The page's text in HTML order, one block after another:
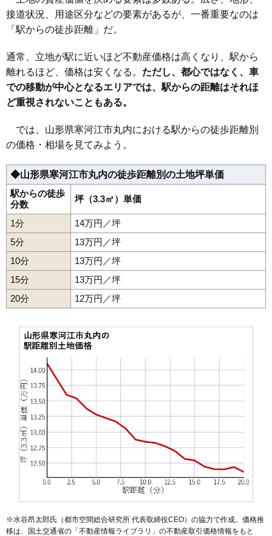
29 中央工業団地 4.8万円 2,910万円 3.8%
30 八鍬
31 高松 3.7万円 387万円 -15.9%
32 白岩 3.0万円 240万円 -19.8%
33 日和田 2.7万円 368万円 -13.8%
34 慈恩寺 2.1万円
接道状況、用途区分などの要素があるが、一番重要なのは
「駅からの徒歩距離」だ。
通常、立地が駅に近いほど不動産価格は高くなり、駅から
離れるほど、価格は安くなる。 ただし、都心ではなく、車
での移動が中心となるエリアでは、駅からの距離はそれほ
ど重視されないこともある。
では、山形県寒河江市丸内における駅からの徒歩距離別
の価格・相場を見てみよう。
◆山形県寒河江市丸内の徒歩距離別の土地坪単価
駅からの徒歩
分数
坪（3.3㎡）単価
1分
14万円／坪
5分
13万円／坪
10分
13万円／坪
15分
13万円／坪
20分
12万円／坪
※水谷昂太郎氏（都市空間総合研究所 代表取締役CEO）の協力で作成。価格推
移は、国土交通省の「不動産情報ライブラリ 」の不動産取引価格情報をもと